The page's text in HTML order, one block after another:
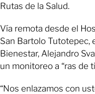
Rutas de la Salud.
Vía remota desde el
San Bartolo Tutotepec,
Bienestar, Alejandro
un monitoreo a “ras de
“Nos enlazamos con